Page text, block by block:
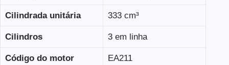
Cilindrada unitária 333 cm³
Cilindros 3 em linha
Código do motor EA211